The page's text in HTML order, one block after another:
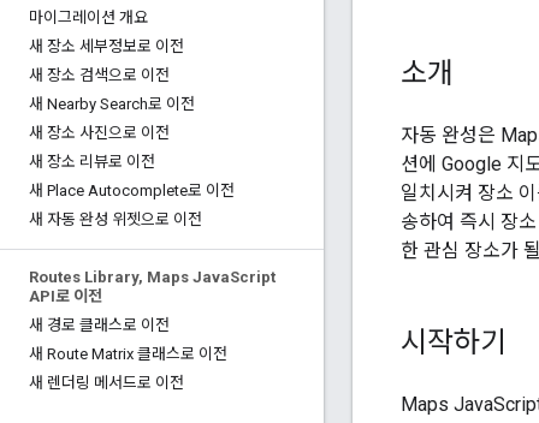
마이그레이션 개요
새 장소 세부정보로 이전
새 장소 검색으로 이전
새 Nearby Search로 이전
새 장소 사진으로 이전
새 장소 리뷰로 이전
새 Place Autocomplete로 이전
새 자동 완성 위젯으로 이전
Routes Library, Maps JavaScript
API로 이전
새 경로 클래스로 이전
새 Route Matrix 클래스로 이전
새 렌더링 메서드로 이전
소개
자동 완성은
션에 Google 지
일치시켜 장소
송하여 즉시 장
한 관심 장소가
시작하기
Maps